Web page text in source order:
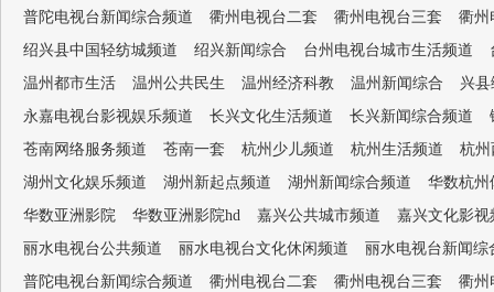
普陀电视台新闻综合频道
衢州电视台二套 衢州电视台三套
衢州
绍兴县中国轻纺城频道
绍兴新闻综合 台州电视台城市生活频道
温州都市生活
温州公共民生 温州经济科教 温州新闻综合
兴
永嘉电视台影视娱乐频道
长兴文化生活频道 长兴新闻综合频道
苍南网络服务频道
苍南一套 杭州少儿频道 杭州生活频道
杭州
湖州文化娱乐频道
湖州新起点频道 湖州新闻综合频道
华数杭州
华数亚洲影院
华数亚洲影院hd 嘉兴公共城市频道
嘉兴文化影视
丽水电视台公共频道
丽水电视台文化休闲频道
丽水电视台新闻综
普陀电视台新闻综合频道
衢州电视台二套 衢州电视台三套
衢州